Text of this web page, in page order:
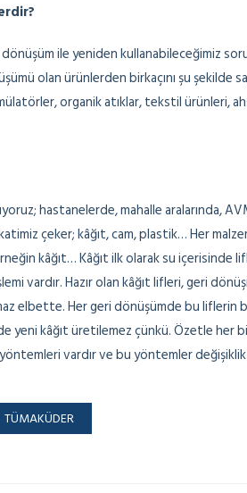
ile yeniden kullanabileceğimiz
olan ürünlerden birkaçını şu şekilde
organik atıklar, tekstil ürünleri,
hastanelerde, mahalle aralarında,
çeker; kâğıt, cam, plastik… Her
kâğıt… Kâğıt ilk olarak su içerisinde
vardır. Hazır olan kâğıt lifleri, geri
elbette. Her geri dönüşümde bu liflerin
yeni kâğıt üretilemez çünkü. Özetle her
vardır ve bu yöntemler
TÜMAKÜDER